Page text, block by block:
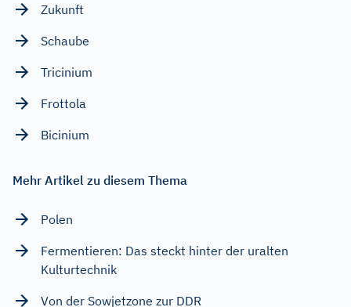
Zukunft
Schaube
Tricinium
Frottola
Bicinium
Mehr Artikel zu diesem Thema
Polen
Fermentieren: Das steckt hinter der uralten
Kulturtechnik
Von der Sowjetzone zur DDR